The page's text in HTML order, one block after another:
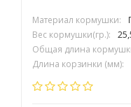
Материал кормушки:
Вес кормушки(гр.):
Общая длина
Длина корзинки (мм):
Диаметр корзинки (мм):